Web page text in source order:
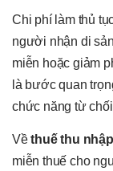
Chi phí làm thủ
người nhận di
miễn hoặc giảm
là bước quan
chức năng từ
Vềthuế thu
miễn thuế cho